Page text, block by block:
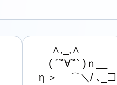
∧,_,∧
( ´´ิ∀´ิ` )ｎ__
η ＞　 ⌒＼/ ､_∃